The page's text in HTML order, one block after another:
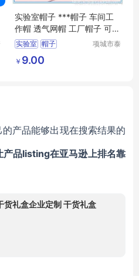
实验室帽子 ***帽子 车间工
作帽 透气网帽 工厂帽子 可定
制
实验室 帽子
项城市泰
￥ 9.00
产品能够出现在搜索结果的
产品listing在亚马逊上排名靠
货礼盒企业定制 干货礼盒